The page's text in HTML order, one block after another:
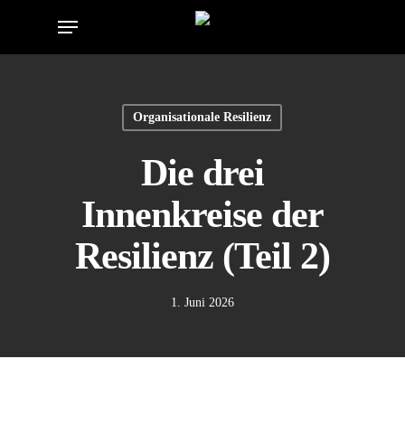
Menu
Organisationale Resilienz
Die drei
Innenkreise der
Resilienz (Teil 2)
1. Juni 2026